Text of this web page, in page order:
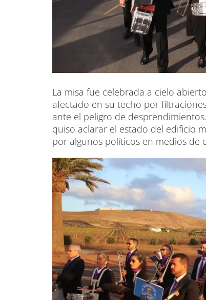
La misa fue celebrada a cielo
afectado en su techo por
ante el peligro de
quiso aclarar el estado del edificio
por algunos políticos en medios de